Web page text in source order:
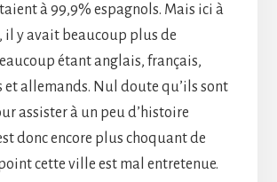
à 99,9% espagnols. Mais ici à
il y avait beaucoup plus de
étant anglais, français,
et allemands. Nul doute qu’ils sont
assister à un peu d’histoire
donc encore plus choquant de
cette ville est mal entretenue.